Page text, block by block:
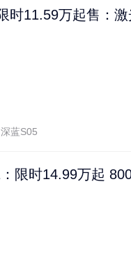
时11.59万起售：
深蓝S05
限时14.99万起